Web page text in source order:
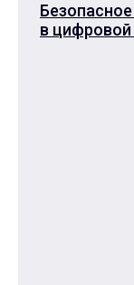
в цифровой